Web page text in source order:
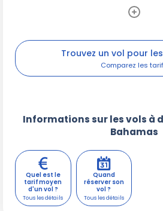
Trouvez un vol pour
Informations sur les vols à
Bahamas
Quel est le
tarif moyen
d'un vol ?
Quand
réserver son
vol ?